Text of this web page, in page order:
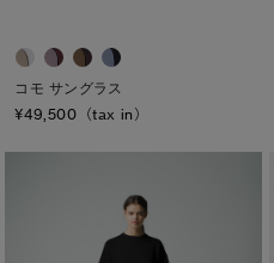
コモ サングラス
¥49,500（tax in）